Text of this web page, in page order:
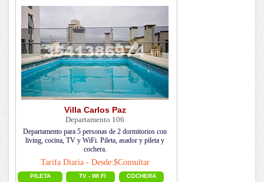
Villa Carlos Paz
Departamento 106
Departamento para 5 personas de 2 dormitorios con
living, cocina, TV y WiFi. Pileta, asador y pileta y
cochera.
Tarifa Diaria - Desde:$Consultar
PILETA TV - WI FI COCHERA